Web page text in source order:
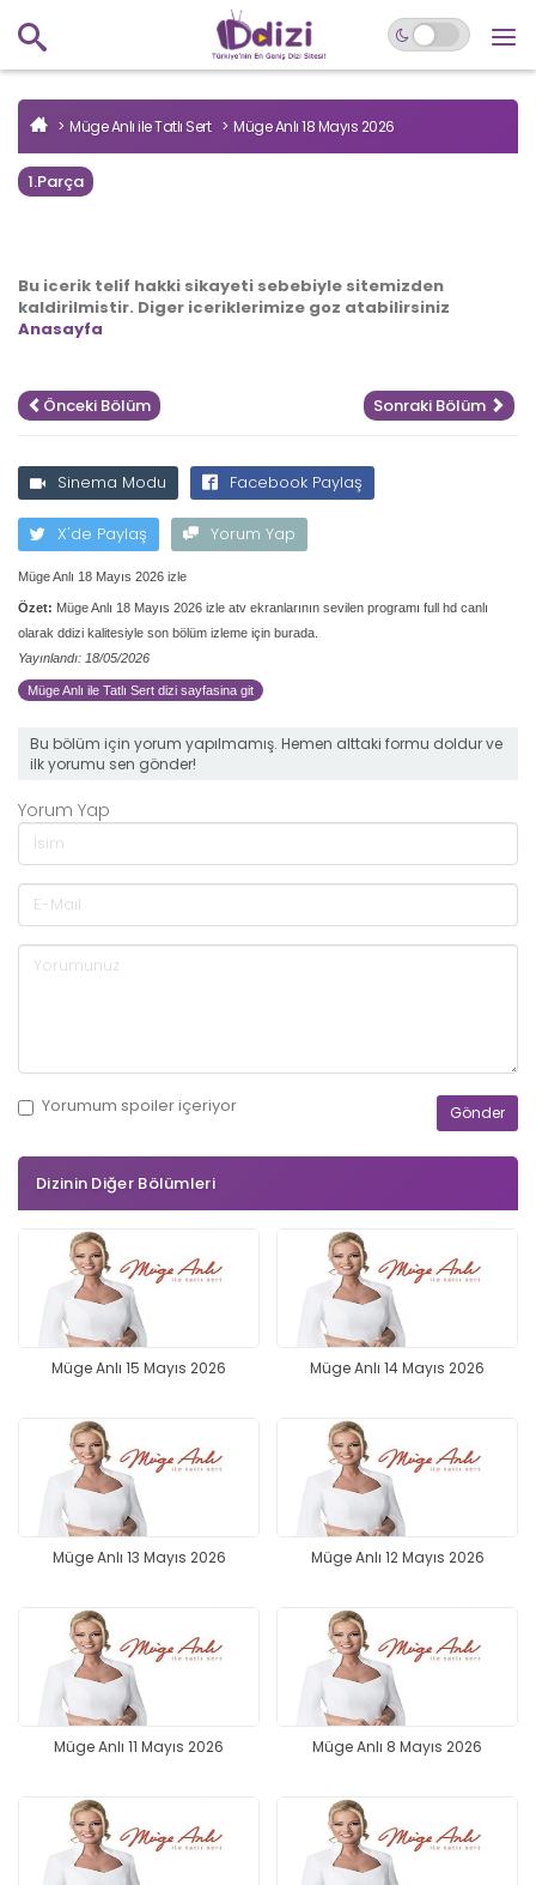
Müge Anlı ile Tatlı Sert Müge Anlı 18 Mayıs 2026
1.Parça
Bu icerik telif hakki sikayeti sebebiyle sitemizden
kaldirilmistir. Diger iceriklerimize goz atabilirsiniz
Anasayfa
Önceki Bölüm Sonraki Bölüm
Sinema Modu Facebook Paylaş
X'de Paylaş Yorum Yap
Müge Anlı 18 Mayıs 2026 izle
Özet: Müge Anlı 18 Mayıs 2026 izle atv ekranlarının sevilen programı full hd canlı
olarak ddizi kalitesiyle son bölüm izleme için burada.
Yayınlandı: 18/05/2026
Müge Anlı ile Tatlı Sert dizi sayfasina git
Bu bölüm için yorum yapılmamış. Hemen alttaki formu doldur ve
ilk yorumu sen gönder!
Yorum Yap
Yorumum spoileriçeriyor
Dizinin Diğer Bölümleri
Müge Anlı 15 Mayıs 2026 Müge Anlı 14 Mayıs 2026
Müge Anlı 13 Mayıs 2026 Müge Anlı 12 Mayıs 2026
Müge Anlı 11 Mayıs 2026 Müge Anlı 8 Mayıs 2026